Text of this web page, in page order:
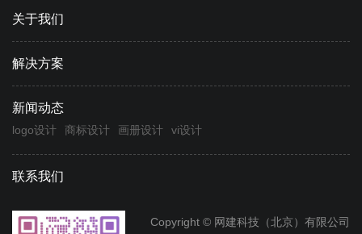
关于我们
解决方案
新闻动态
logo设计 商标设计 画册设计 vi设计
联系我们
Copyright © 网建科技（北京）有限公司